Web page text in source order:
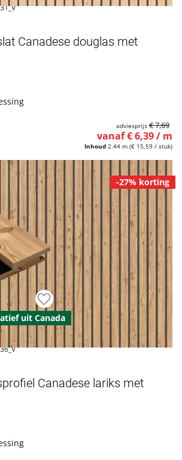
Canadese douglas met
Inhoud 2.44 m (€ 15,59 / stuk)
vanaf € 6,39 / m
adviesprijs € 7,69
-27% korting
uit Canada
Canadese lariks met